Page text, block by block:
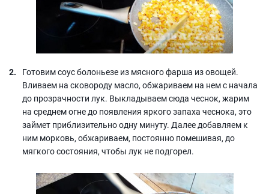
Готовим соус болоньезе из мясного фарша из овощей.
Вливаем на сковороду масло, обжариваем на нем с начала
до прозрачности лук. Выкладываем сюда чеснок, жарим
на среднем огне до появления яркого запаха чеснока, это
займет приблизительно одну минуту. Далее добавляем к
ним морковь, обжариваем, постоянно помешивая, до
мягкого состояния, чтобы лук не подгорел.